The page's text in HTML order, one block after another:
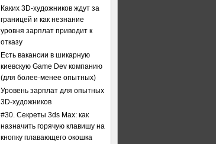
Каких 3D-художников ждут за
границей и как незнание
уровня зарплат приводит к
отказу
Есть вакансии в шикарную
киевскую Game Dev компанию
(для более-менее опытных)
Уровень зарплат для опытных
3D-художников
#30. Секреты 3ds Max: как
назначить горячую клавишу на
кнопку плавающего окошка